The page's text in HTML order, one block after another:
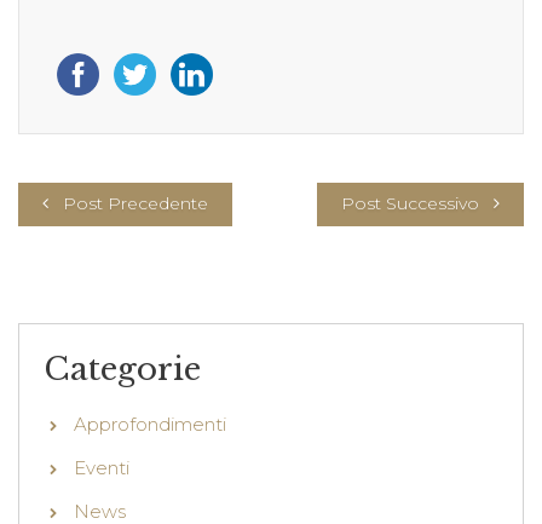
Post Precedente Post Successivo
Categorie
Approfondimenti
Eventi
News